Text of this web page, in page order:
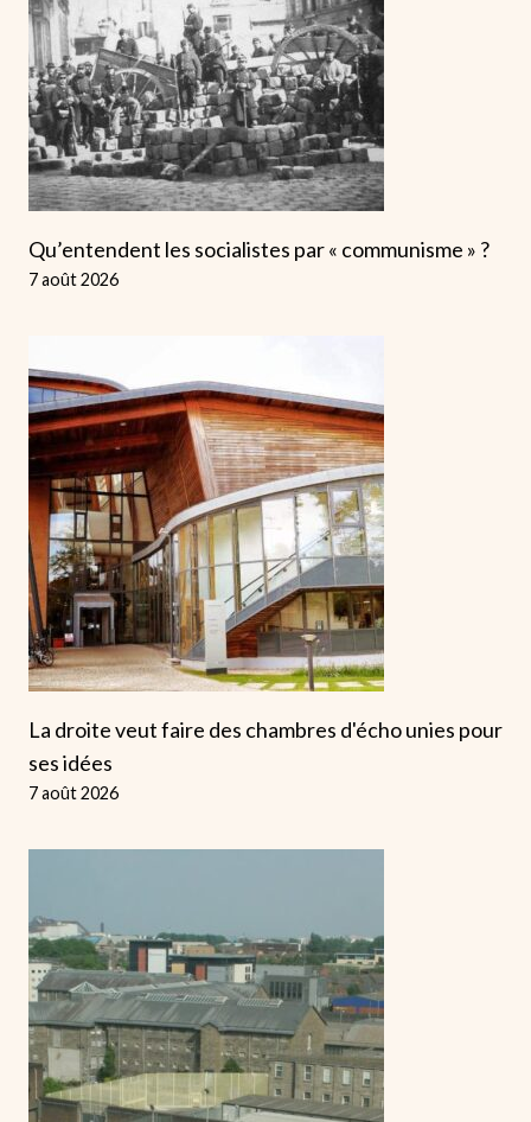
Qu’entendent les socialistes par « communisme » ?
7 août 2026
La droite veut faire des chambres d'écho unies pour
ses idées
7 août 2026